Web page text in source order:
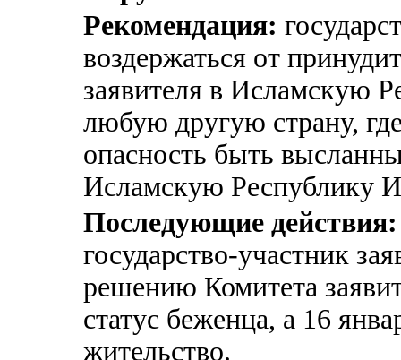
Рекомендация:
воздержаться от
заявителя в Исламскую
любую другую страну,
опасность быть
Исламскую Республику
Последующие действия:
государство-участник
решению Комитета
статус беженца, а 16
жительство.